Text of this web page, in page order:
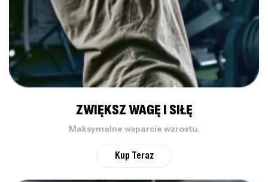
ZWIĘKSZ WAGĘ I SIŁĘ
Maksymalne wsparcie wzrostu.
Kup Teraz